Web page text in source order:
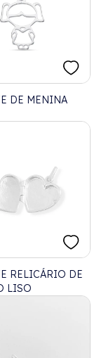
DE MENINA
RELICÁRIO DE
LISO